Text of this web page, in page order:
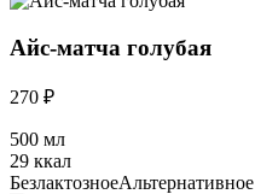
Айс-матча голубая
270 ₽
500 мл
29 ккал
БезлактозноеАльтернативное